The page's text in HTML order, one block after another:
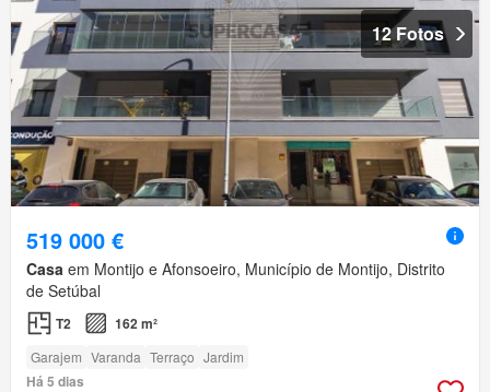
12 Fotos
519 000 €
Casa em Montijo e Afonsoeiro, Município de Montijo, Distrito
de Setúbal
T2 162 m²
Garajem Varanda Terraço Jardim
Há 5 dias